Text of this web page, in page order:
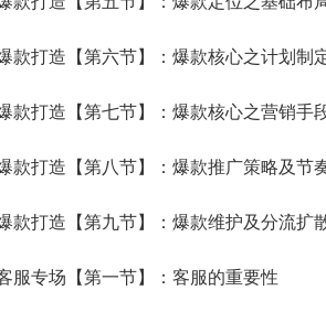
款打造【第六节】：爆款核心之计划制
款打造【第七节】：爆款核心之营销手
款打造【第八节】：爆款推广策略及节
款打造【第九节】：爆款维护及分流扩
服专场【第一节】：客服的重要性